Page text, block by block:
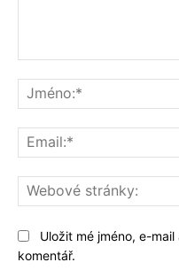
Uložit mé jméno, e-
komentář.